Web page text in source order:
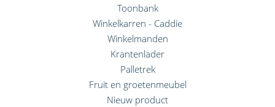
Toonbank
Winkelkarren - Caddie
Winkelmanden
Krantenlader
Palletrek
Fruit en groetenmeubel
Nieuw product